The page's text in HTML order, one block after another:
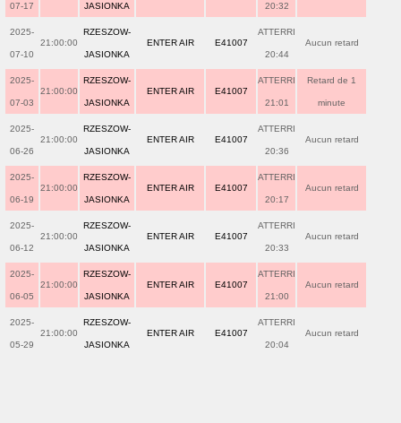
07-17 JASIONKA 20:32
2025-
07-10
21:00:00
RZESZOW-
JASIONKA
ENTER AIR E41007
ATTERRI
20:44
Aucun retard
2025-
07-03
21:00:00
RZESZOW-
JASIONKA
ENTER AIR E41007
ATTERRI
21:01
Retard de 1
minute
2025-
06-26
21:00:00
RZESZOW-
JASIONKA
ENTER AIR E41007
ATTERRI
20:36
Aucun retard
2025-
06-19
21:00:00
RZESZOW-
JASIONKA
ENTER AIR E41007
ATTERRI
20:17
Aucun retard
2025-
06-12
21:00:00
RZESZOW-
JASIONKA
ENTER AIR E41007
ATTERRI
20:33
Aucun retard
2025-
06-05
21:00:00
RZESZOW-
JASIONKA
ENTER AIR E41007
ATTERRI
21:00
Aucun retard
2025-
05-29
21:00:00
RZESZOW-
JASIONKA
ENTER AIR E41007
ATTERRI
20:04
Aucun retard